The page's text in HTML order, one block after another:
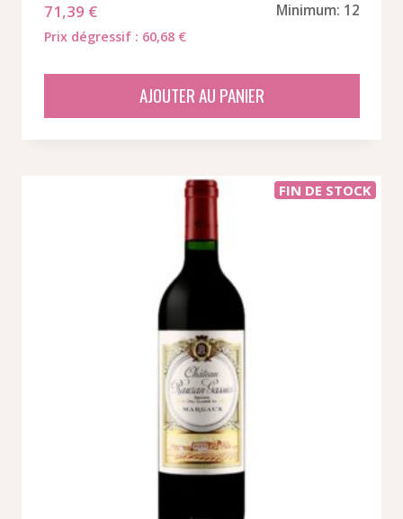
71,39 € Minimum: 12
Prix dégressif : 60,68 €
AJOUTER AU PANIER
FIN DE STOCK